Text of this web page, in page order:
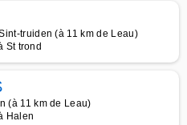
truiden (à 11 km de Leau)
St trond
(à 11 km de Leau)
Halen